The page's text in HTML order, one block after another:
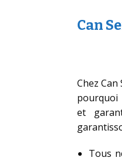
Can
Chez
pourquoi
et
Tous